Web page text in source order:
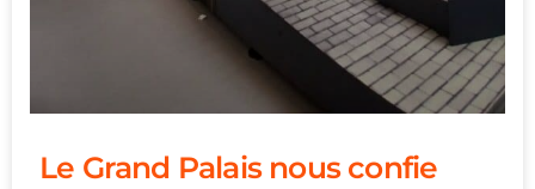
Le Grand Palais nous confie